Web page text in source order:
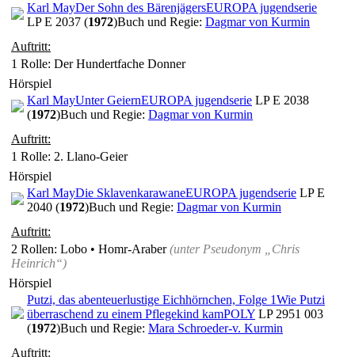
Karl MayDer Sohn des BärenjägersEUROPA jugendserie
LP E 2037 (1972)Buch und Regie: Dagmar von Kurmin
Auftritt:
1 Rolle: Der Hundertfache Donner
Hörspiel
Karl MayUnter GeiernEUROPA jugendserie LP E 2038
(1972)Buch und Regie: Dagmar von Kurmin
Auftritt:
1 Rolle: 2. Llano-Geier
Hörspiel
Karl MayDie SklavenkarawaneEUROPA jugendserie LP E
2040 (1972)Buch und Regie: Dagmar von Kurmin
Auftritt:
2 Rollen: Lobo • Homr-Araber(unter Pseudonym
„Chris
Heinrich“)
Hörspiel
Putzi, das abenteuerlustige Eichhörnchen, Folge 1Wie Putzi
überraschend zu einem Pflegekind kamPOLY LP 2951 003
(1972)Buch und Regie: Mara Schroeder-v. Kurmin
Auftritt: